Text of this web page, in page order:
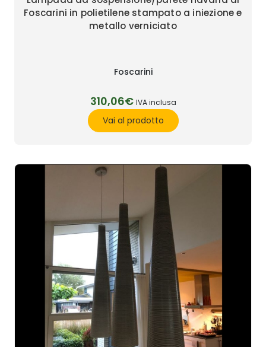
Foscarini in polietilene stampato a iniezione e
metallo verniciato
Foscarini
310,06€ IVA inclusa
Vai al prodotto